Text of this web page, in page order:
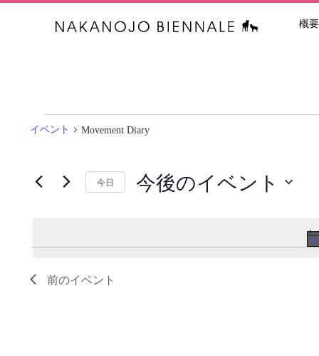
中之条ビエ
概要
ベ
イベント Movement Diary
今日 今後のイベント
択
前のイベント